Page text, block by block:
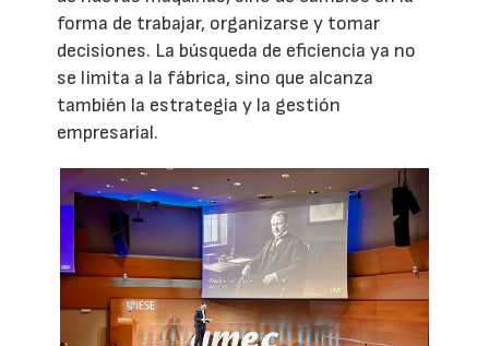
forma de trabajar, organizarse y tomar
decisiones. La búsqueda de eficiencia ya no
se limita a la fábrica, sino que alcanza
también la estrategia y la gestión
empresarial.